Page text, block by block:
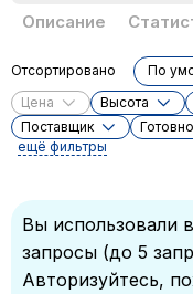
Описание
Цена Высота
Поставщик
ещё фильтры
Отсортировано По
Вы использовали
запросы (до 5
Авторизуйтесь,